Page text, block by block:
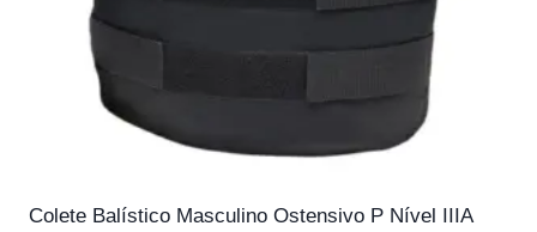
Colete Balístico Masculino Ostensivo P Nível IIIA